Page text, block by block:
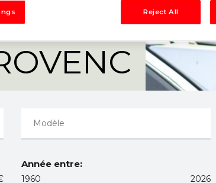
D
Année entre:
1960 2026
Reject All